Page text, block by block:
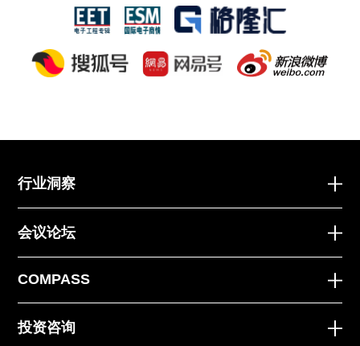
行业洞察
会议论坛
COMPASS
投资咨询